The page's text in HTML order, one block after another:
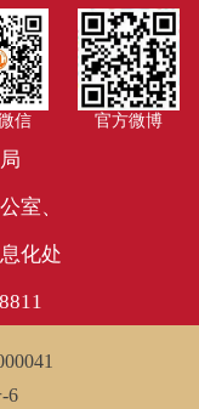
室、
化处
6
信 官方微博